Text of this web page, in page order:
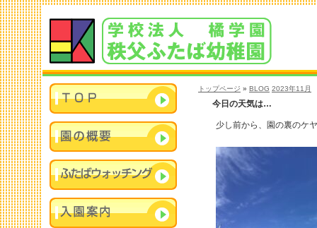
トップページ » BLOG 2023年11月
今日の天気は…
少し前から、園の裏のケ